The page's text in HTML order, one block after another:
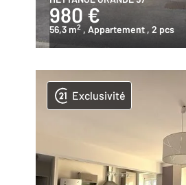
980 €
56,3 m2 , Appartement , 2 pcs
Exclusivité